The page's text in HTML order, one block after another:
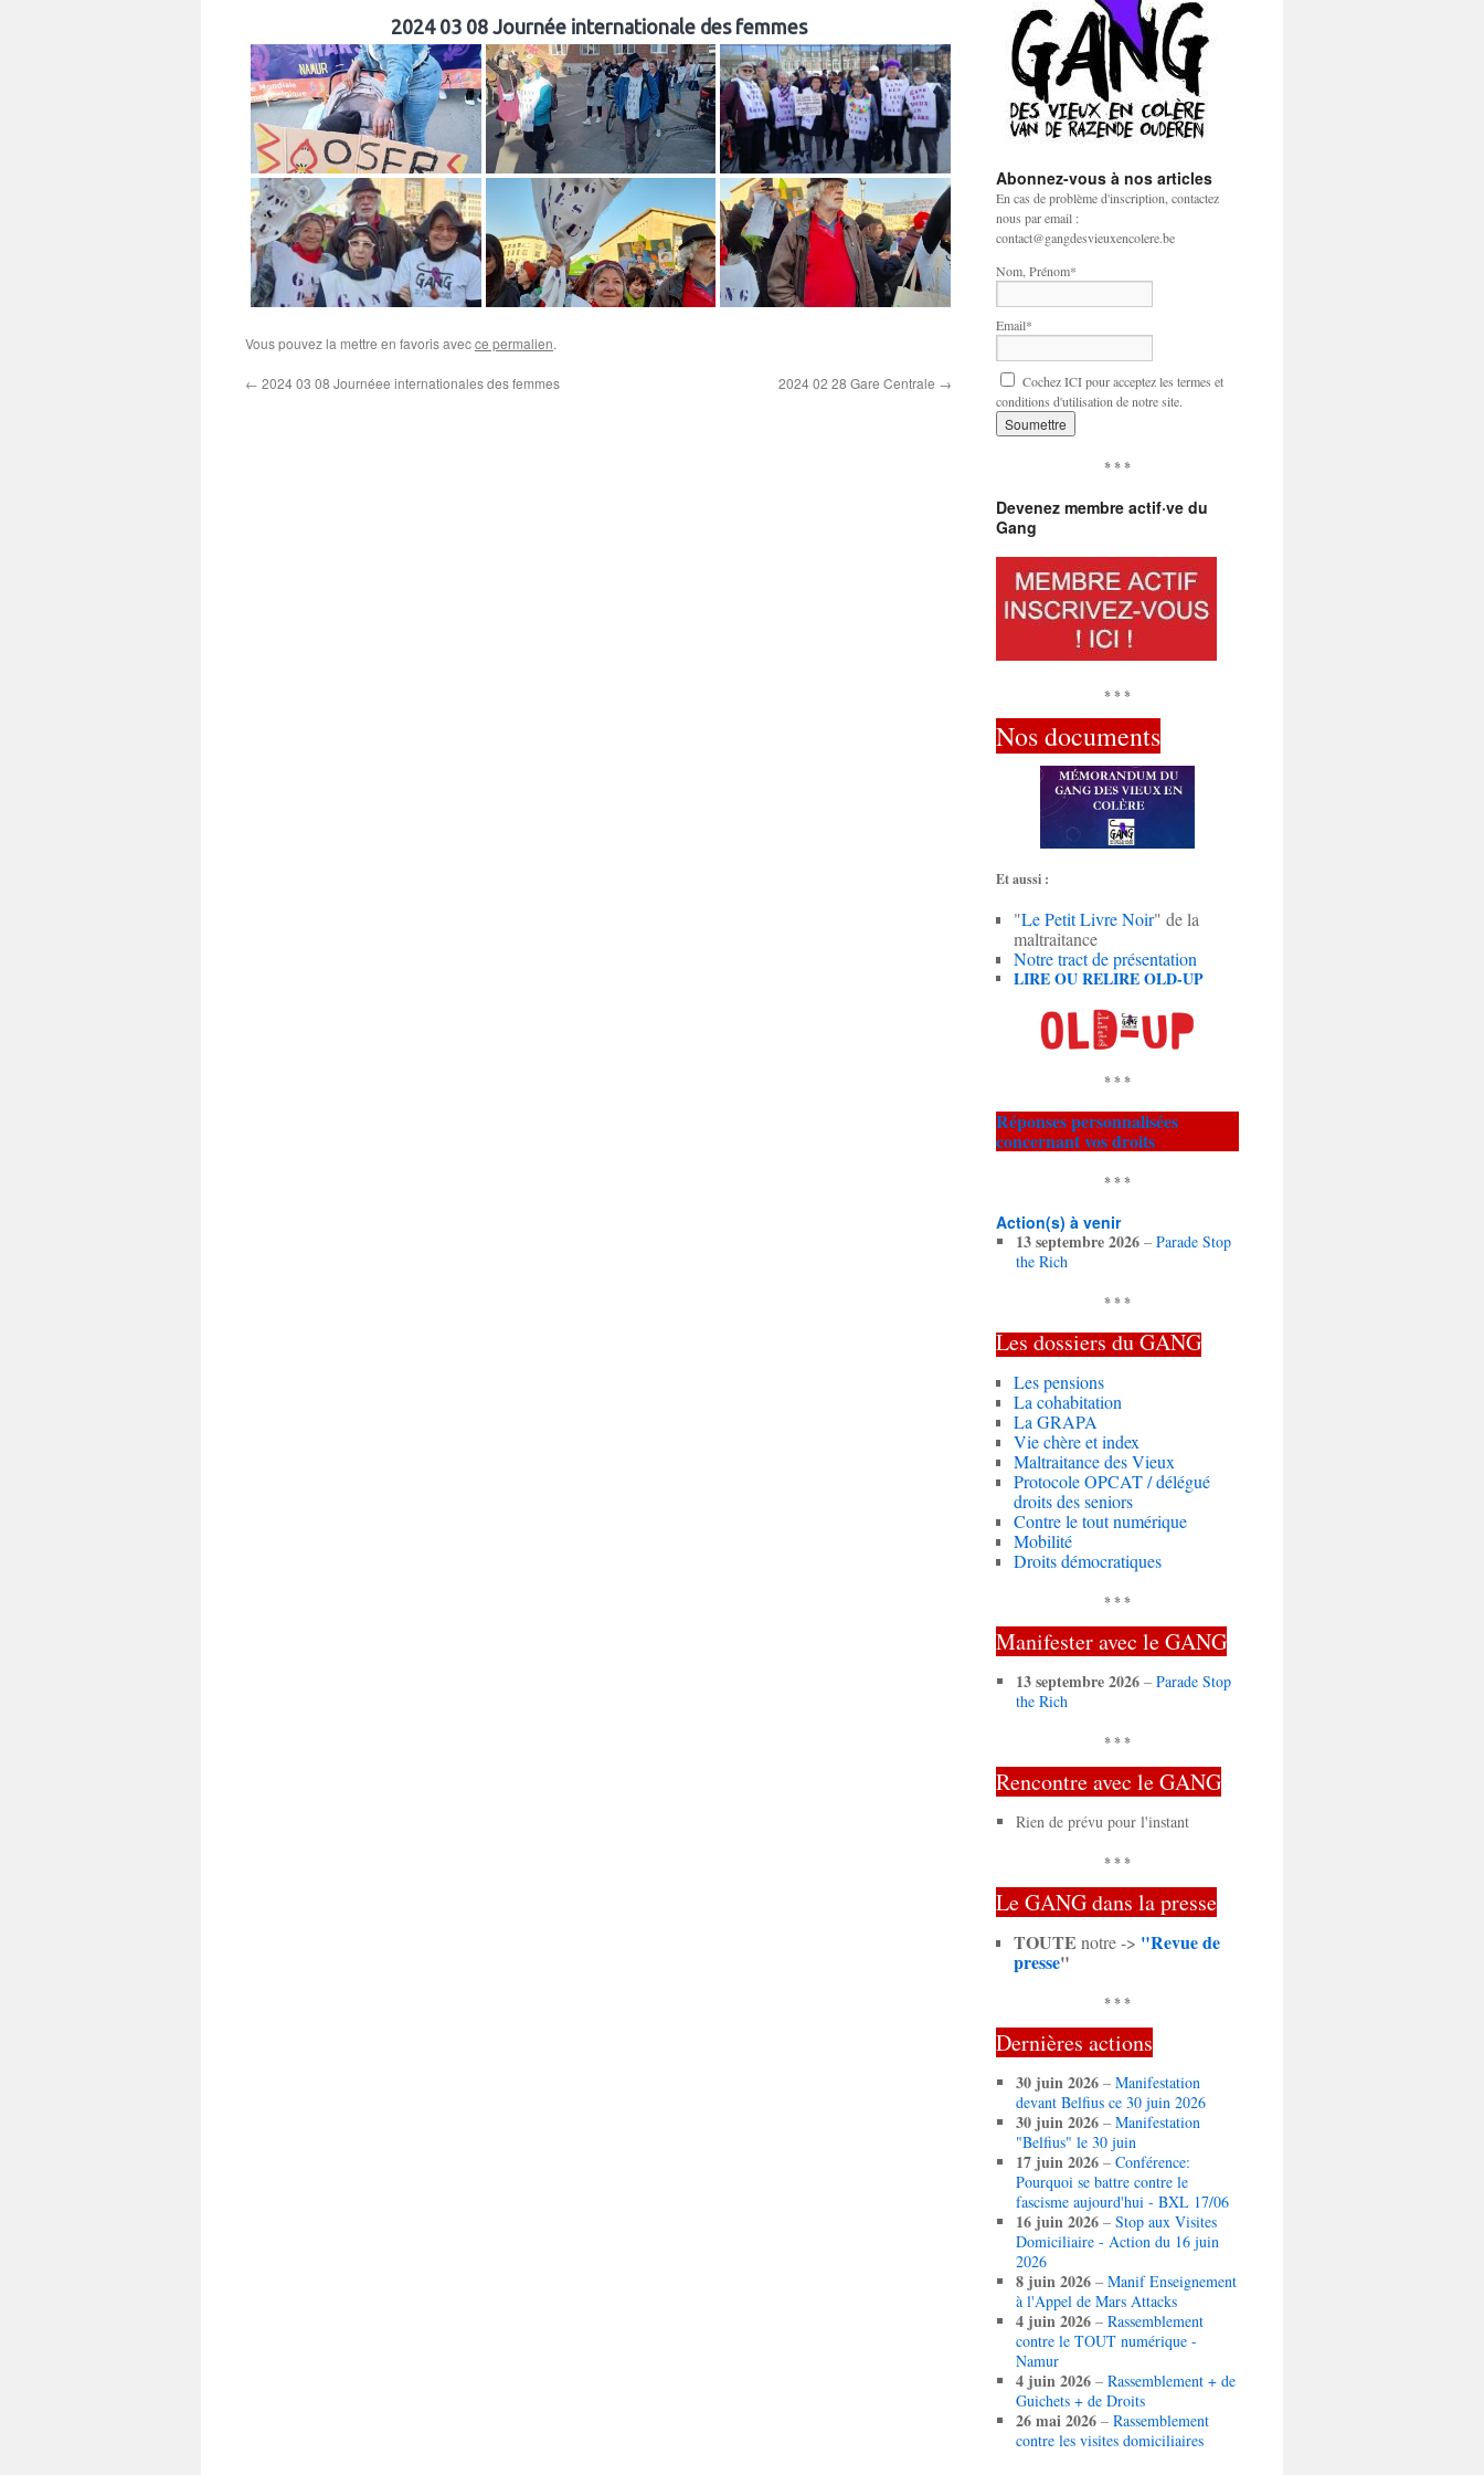
2024 03 08 Journée internationale des femmes
Vous pouvez la mettre en favoris avecce permalien.
← 2024 03 08 Journéee internationales des femmes 2024 02 28 Gare Centrale →
Abonnez-vous à nos articles
En cas de problème d'inscription, contactez
nous par email :
contact@gangdesvieuxencolere.be
Nom, Prénom*
Email*
Cochez ICI pour acceptez les termes et
conditions d'utilisation de notre site.
* * *
Devenez membre actif·ve du
Gang
* * *
Nos documents
Et aussi :
"Le Petit Livre Noir" de la
maltraitance
Notre tract de présentation
LIRE OU RELIRE OLD-UP
* * *
Réponses personnalisées
concernant vos droits
* * *
Action(s) à venir
13 septembre 2026 –Parade Stop
the Rich
* * *
Les dossiers duGANG
Les pensions
La cohabitation
La GRAPA
Vie chère et index
Maltraitance des Vieux
Protocole OPCAT / délégué
droits des seniors
Contre le tout numérique
Mobilité
Droits démocratiques
* * *
Manifester avec le GANG
13 septembre 2026 –Parade Stop
the Rich
* * *
Rencontre avec le GANG
Rien de prévu pour l'instant
* * *
Le GANG dans la presse
TOUTE notre -> "Revue de
presse"
* * *
Dernières actions
30 juin 2026 –Manifestation
devant Belfius ce 30 juin 2026
30 juin 2026 –Manifestation
"Belfius" le 30 juin
17 juin 2026 –Conférence:
Pourquoi se battre contre le
fascisme aujourd'hui - BXL 17/06
16 juin 2026 –Stop aux Visites
Domiciliaire - Action du 16 juin
2026
8 juin 2026 –Manif Enseignement
à l'Appel de Mars Attacks
4 juin 2026 –Rassemblement
contre le TOUT numérique -
Namur
4 juin 2026 –Rassemblement + de
Guichets + de Droits
26 mai 2026 –Rassemblement
contre les visites domiciliaires